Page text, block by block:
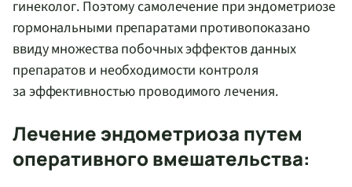
гинеколог. Поэтому самолечение при эндометриозе
гормональными препаратами противопоказано
ввиду множества побочных эффектов данных
препаратов и необходимости контроля
за эффективностью проводимого лечения.
Лечение эндометриоза путем
оперативного вмешательства: